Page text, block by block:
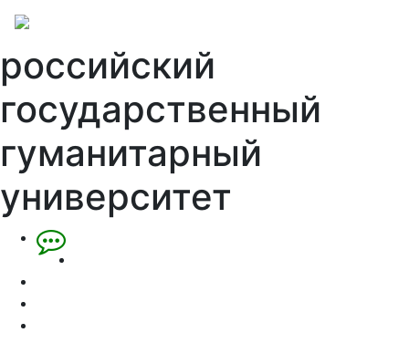
российский
государственный
гуманитарный
университет